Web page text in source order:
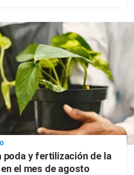
poda y fertilización de la
el mes de agosto